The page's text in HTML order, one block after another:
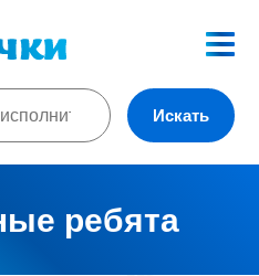
Искать
ребята